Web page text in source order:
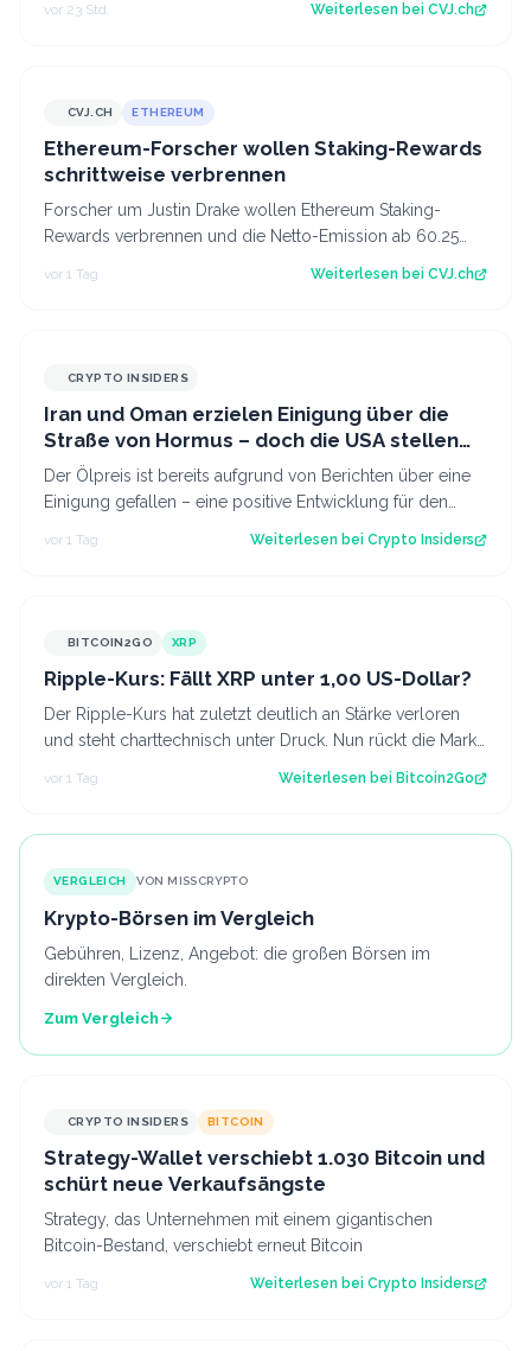
vor 23 Std. Weiterlesen bei CVJ.ch
CVJ.CHCVJ.CH ETHEREUM
Ethereum-Forscher wollen Staking-Rewards
schrittweise verbrennen
Forscher um Justin Drake wollen Ethereum Staking-
Rewards verbrennen und die Netto-Emission ab 60.25
Mio. ETH auf null senken. Der Artikel Et…
vor 1 Tag Weiterlesen bei CVJ.ch
CRYPTO INSIDERS
Iran und Oman erzielen Einigung über die
Straße von Hormus – doch die USA stellen
sich quer
Der Ölpreis ist bereits aufgrund von Berichten über eine
Einigung gefallen – eine positive Entwicklung für den
vor 1 Tag Weiterlesen bei Crypto Insiders
BITCOIN2GO XRP
Ripple-Kurs: Fällt XRP unter 1,00 US-Dollar?
Der Ripple-Kurs hat zuletzt deutlich an Stärke verloren
und steht charttechnisch unter Druck. Nun rückt die Marke
vor 1 Tag Weiterlesen bei Bitcoin2Go
VERGLEICH VON MISSCRYPTO
Krypto-Börsen im Vergleich
Gebühren, Lizenz, Angebot: die großen Börsen im
direkten Vergleich.
Zum Vergleich
CRYPTO INSIDERS BITCOIN
Strategy-Wallet verschiebt 1.030 Bitcoin und
schürt neue Verkaufsängste
Strategy, das Unternehmen mit einem gigantischen
Bitcoin-Bestand, verschiebt erneut Bitcoin
vor 1 Tag Weiterlesen bei Crypto Insiders